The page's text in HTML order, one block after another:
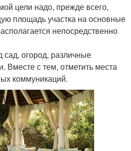
цели надо, прежде всего,
площадь участка на основные
непосредственно
сад, огород, различные
Вместе с тем, отметить места
коммуникаций.